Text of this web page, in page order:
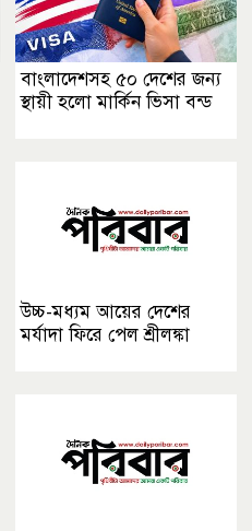
বাংলাদেশসহ ৫০ দেশের জন্য
স্থায়ী হলো মার্কিন ভিসা বন্ড
উচ্চ-মধ্যম আয়ের দেশের
মর্যাদা ফিরে পেল শ্রীলঙ্কা